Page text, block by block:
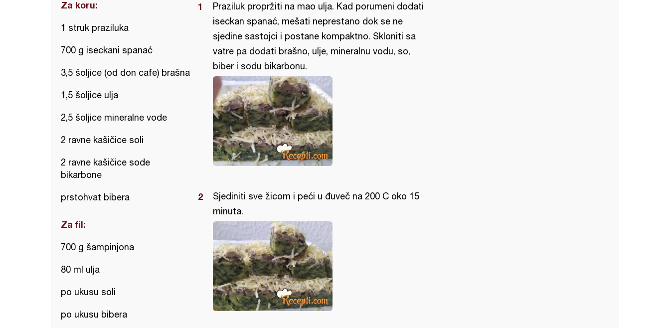
Za koru:
1 struk praziluka
700 g iseckani spanać
3,5 šoljice (od don cafe) brašna
1,5 šoljice ulja
2,5 šoljice mineralne vode
2 ravne kašičice soli
2 ravne kašičice sode
bikarbone
prstohvat bibera
Za fil:
700 g šampinjona
80 ml ulja
po ukusu soli
po ukusu bibera
Praziluk propržiti na mao ulja. Kad porumeni dodati
iseckan spanać, mešati neprestano dok se ne
sjedine sastojci i postane kompaktno. Skloniti sa
vatre pa dodati brašno, ulje, mineralnu vodu, so,
biber i sodu bikarbonu.
Sjediniti sve žicom i peći u đuveč na 200 C oko 15
minuta.